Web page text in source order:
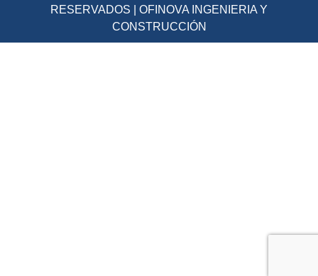
RESERVADOS | OFINOVA INGENIERIA Y
CONSTRUCCIÓN